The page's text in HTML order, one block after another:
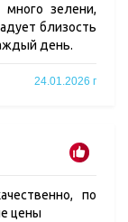
зелени,
близость
день.
24.01.2026 г
по
цены